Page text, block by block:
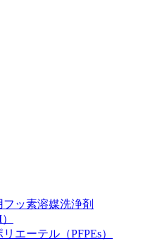
ッ素溶媒洗浄剤
エーテル（PFPEs）